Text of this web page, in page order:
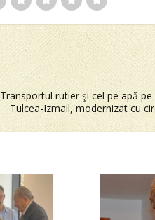
Transportul rutier şi cel pe apă
Tulcea-Izmail, modernizat cu